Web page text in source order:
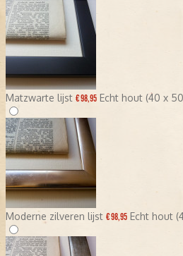
Matzwarte lijst € 98,95 Echt hout (40 x
Moderne zilveren lijst € 98,95 Echt hout